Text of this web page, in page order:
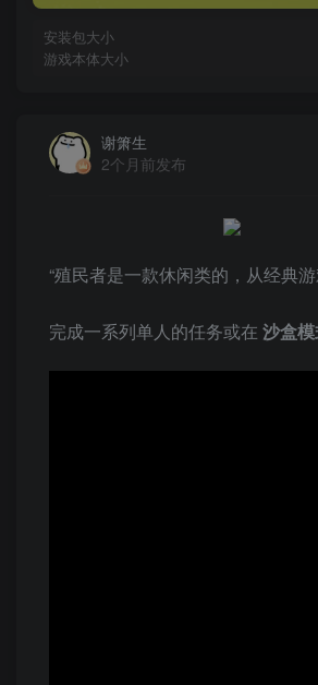
安装包大小
游戏本体大小
谢箫生
2个月前发布
“殖民者是一款休闲类的，从经典
完成一系列单人的任务或在 沙盒